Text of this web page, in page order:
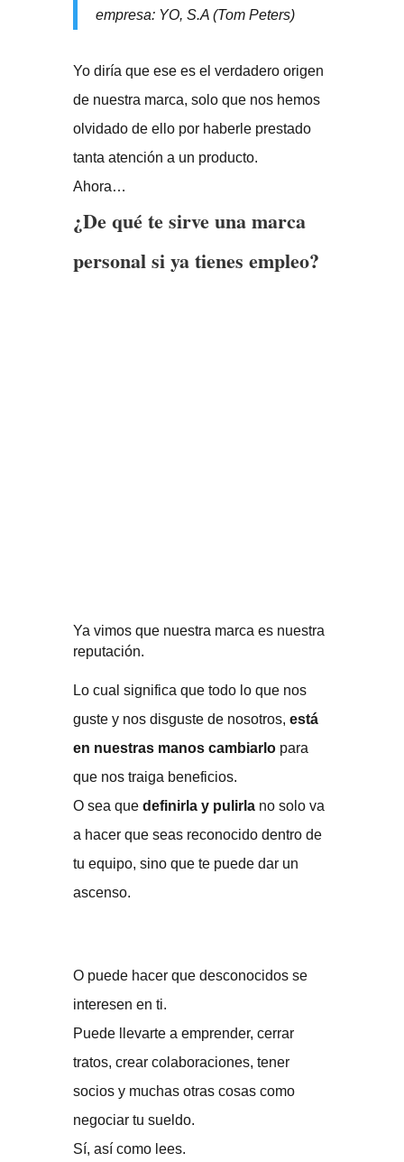
empresa: YO, S.A (Tom Peters)
Yo diría que ese es el verdadero origen
de nuestra marca, solo que nos hemos
olvidado de ello por haberle prestado
tanta atención a un producto.
Ahora…
¿De qué te sirve una marca
personal si ya tienes empleo?
Ya vimos que nuestra marca es nuestra
reputación.
Lo cual significa que todo lo que nos
guste y nos disguste de nosotros, está
en nuestras manos cambiarlopara
que nos traiga beneficios.
O sea que definirla y pulirlano solo va
a hacer que seas reconocido dentro de
tu equipo, sino que te puede dar un
ascenso.
O puede hacer que desconocidos se
interesen en ti.
Puede llevarte a emprender, cerrar
tratos, crear colaboraciones, tener
socios y muchas otras cosas como
negociar tu sueldo.
Sí, así como lees.